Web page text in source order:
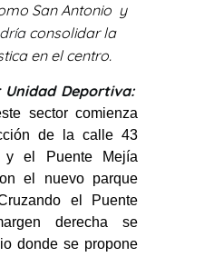
San Antonio y
consolidar la
en el centro.
Unidad Deportiva:
sector comienza
de la calle 43
y el Puente Mejía
el nuevo parque
el Puente
derecha se
donde se propone